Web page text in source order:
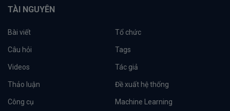
TÀI NGUYÊN
Bài viết Tổ chức
Câu hỏi Tags
Videos Tác giả
Thảo luận Đề xuất hệ thống
Công cụ Machine Learning